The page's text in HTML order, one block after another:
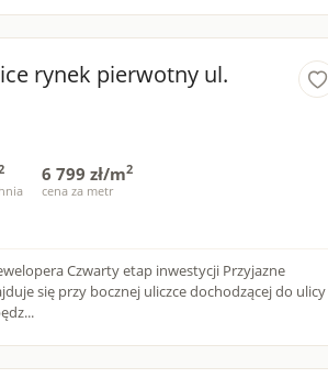
rynek pierwotny ul.
6 799 zł/m2
cena za metr
Przyjazne
się przy bocznej uliczce dochodzącej do ulicy